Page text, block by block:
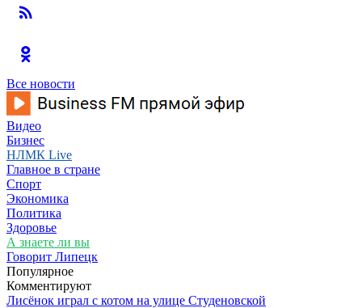
Все новости
Видео
Бизнес
НЛМК Live
Главное в стране
Спорт
Экономика
Политика
Здоровье
А знаете ли вы
Говорит Липецк
Популярное
Комментируют
Лисёнок играл с котом на улице Студеновской